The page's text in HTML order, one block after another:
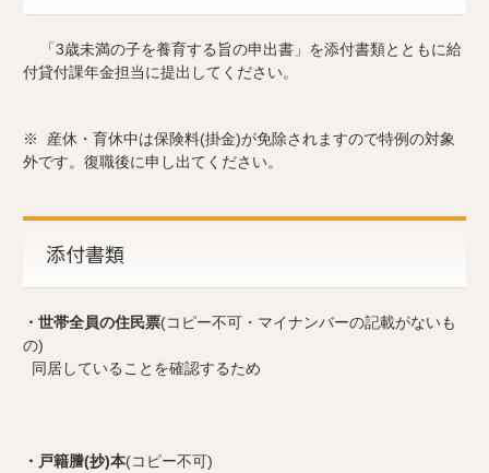
「3歳未満の子を養育する旨の申出書」を添付書類とともに給
付貸付課年金担当に提出してください。
※ 産休・育休中は保険料(掛金)が免除されますので特例の対象
外です。復職後に申し出てください。
添付書類
・世帯全員の住民票(コピー不可・マイナンバーの記載がないも
の)
同居していることを確認するため
・戸籍謄(抄)本(コピー不可)